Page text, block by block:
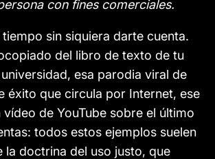
con fines comerciales.
sin siquiera darte cuenta.
del libro de texto de tu
esa parodia viral de
éxito que circula por Internet, ese
de YouTube sobre el último
todos estos ejemplos suelen
la doctrina del uso justo, que